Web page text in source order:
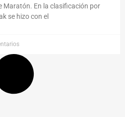
Maratón. En la clasificación por
se hizo con el